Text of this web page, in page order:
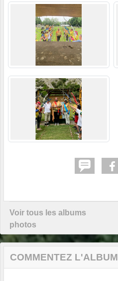
Voir tous les albums
photos
COMMENTEZ L'ALBUM